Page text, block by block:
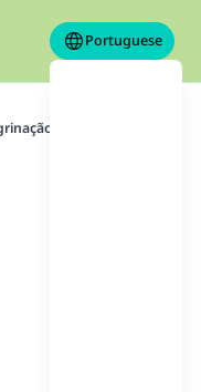
Portuguese
maior e menor)